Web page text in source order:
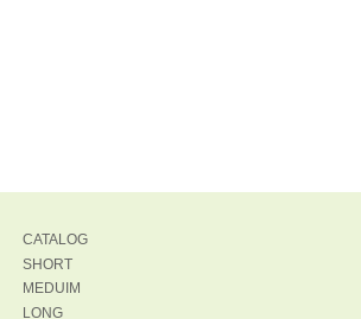
CATALOG
SHORT
MEDUIM
LONG